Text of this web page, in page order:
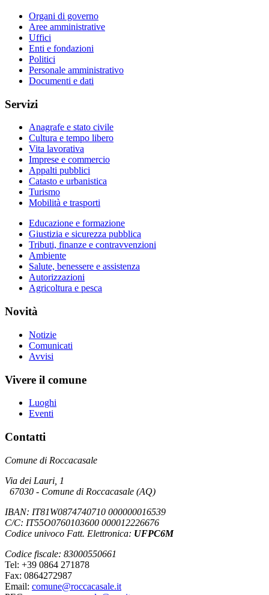
Organi di governo
Aree amministrative
Uffici
Enti e fondazioni
Politici
Personale amministrativo
Documenti e dati
Servizi
Anagrafe e stato civile
Cultura e tempo libero
Vita lavorativa
Imprese e commercio
Appalti pubblici
Catasto e urbanistica
Turismo
Mobilità e trasporti
Educazione e formazione
Giustizia e sicurezza pubblica
Tributi, finanze e contravvenzioni
Ambiente
Salute, benessere e assistenza
Autorizzazioni
Agricoltura e pesca
Novità
Notizie
Comunicati
Avvisi
Vivere il comune
Luoghi
Eventi
Contatti
Comune di Roccacasale
Via dei Lauri, 1
67030 - Comune di Roccacasale (AQ)
IBAN: IT81W0874740710 000000016539
C/C: IT55O0760103600 000012226676
Codice univoco Fatt. Elettronica: UFPC6M
Codice fiscale: 83000550661
Tel: +39 0864 271878
Fax: 0864272987
Email: comune@roccacasale.it